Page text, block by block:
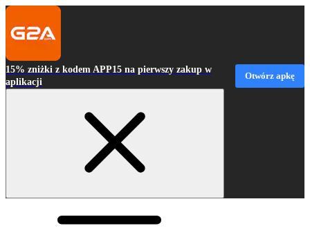
15% zniżki z kodem APP15 na pierwszy zakup w
aplikacji
Otwórz apkę